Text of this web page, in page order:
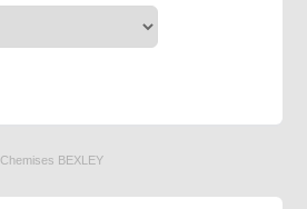
Chemises BEXLEY